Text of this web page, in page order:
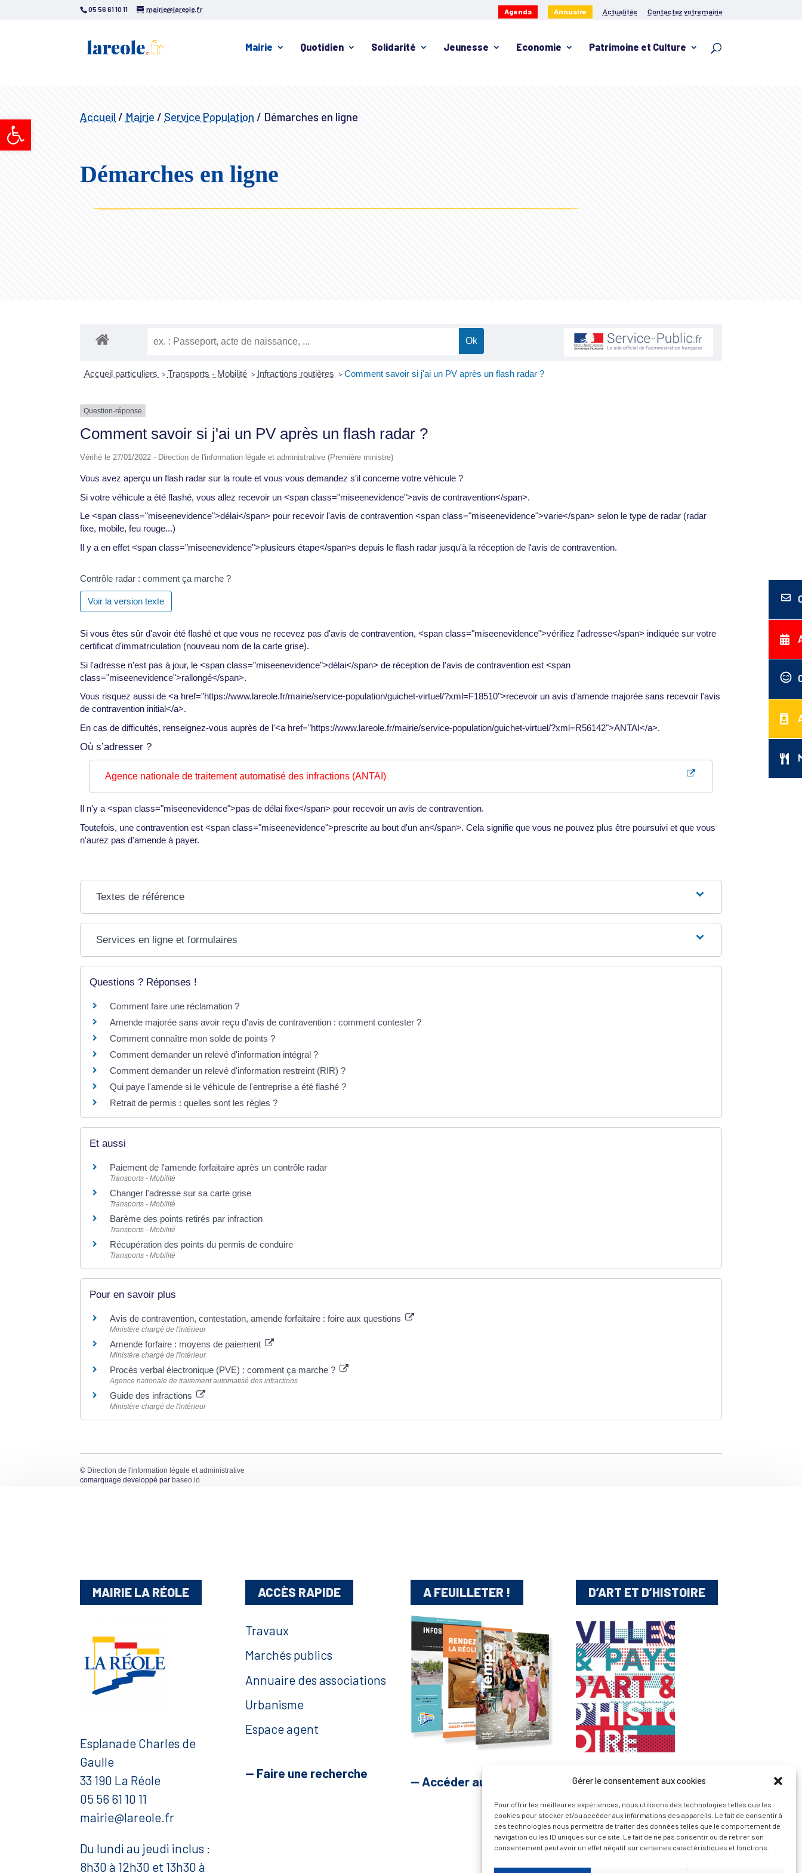
Ouvrir la barre d’outils
Gérer le consentement aux cookies
Pour offrir les meilleures expériences, nous utilisons des technologies telles que les
cookies pour stocker et/ou accéder aux informations des appareils. Le fait de consentir à
ces technologies nous permettra de traiter des données telles que le comportement de
navigation ou les ID uniques sur ce site. Le fait de ne pas consentir ou de retirer son
consentement peut avoir un effet négatif sur certaines caractéristiques et fonctions.
05 56 61 10 11 mairie@lareole.fr Agenda Annuaire Actualités Contactez votre mairie
Mairie Quotidien Solidarité Jeunesse Economie Patrimoine et Culture
Accueil / Mairie / Service Population / Démarches en ligne
Démarches en ligne
Accueil particuliers > Transports - Mobilité > Infractions routières > Comment savoir si j'ai un PV après un flash radar ?
Question-réponse
Comment savoir si j'ai un PV après un flash radar ?
Vérifié le 27/01/2022 - Direction de l'information légale et administrative (Première ministre)
Vous avez aperçu un flash radar sur la route et vous vous demandez s'il concerne votre véhicule ?
Si votre véhicule a été flashé, vous allez recevoir un <span class="miseenevidence">avis de contravention</span>.
Le <span class="miseenevidence">délai</span> pour recevoir l'avis de contravention <span class="miseenevidence">varie</span> selon le type de radar (radar
fixe, mobile, feu rouge...)
Il y a en effet <span class="miseenevidence">plusieurs étape</span>s depuis le flash radar jusqu'à la réception de l'avis de contravention.
Contrôle radar : comment ça marche ?
Voir la version texte
Si vous êtes sûr d'avoir été flashé et que vous ne recevez pas d'avis de contravention, <span class="miseenevidence">vérifiez l'adresse</span> indiquée sur votre
certificat d'immatriculation (nouveau nom de la carte grise).
Si l'adresse n'est pas à jour, le <span class="miseenevidence">délai</span> de réception de l'avis de contravention est <span
class="miseenevidence">rallongé</span>.
Vous risquez aussi de <a href="https://www.lareole.fr/mairie/service-population/guichet-virtuel/?xml=F18510">recevoir un avis d'amende majorée sans recevoir l'avis
de contravention initial</a>.
En cas de difficultés, renseignez-vous auprès de l'<a href="https://www.lareole.fr/mairie/service-population/guichet-virtuel/?xml=R56142">ANTAI</a>.
Où s’adresser ?
Agence nationale de traitement automatisé des infractions (ANTAI)
Il n'y a <span class="miseenevidence">pas de délai fixe</span> pour recevoir un avis de contravention.
Toutefois, une contravention est <span class="miseenevidence">prescrite au bout d'un an</span>. Cela signifie que vous ne pouvez plus être poursuivi et que vous
n'aurez pas d'amende à payer.
Textes de référence
Services en ligne et formulaires
Questions ? Réponses !
Comment faire une réclamation ?
Amende majorée sans avoir reçu d'avis de contravention : comment contester ?
Comment connaître mon solde de points ?
Comment demander un relevé d'information intégral ?
Comment demander un relevé d'information restreint (RIR) ?
Qui paye l'amende si le véhicule de l'entreprise a été flashé ?
Retrait de permis : quelles sont les règles ?
Et aussi
Paiement de l'amende forfaitaire après un contrôle radar
Transports - Mobilité
Changer l'adresse sur sa carte grise
Transports - Mobilité
Barème des points retirés par infraction
Transports - Mobilité
Récupération des points du permis de conduire
Transports - Mobilité
Pour en savoir plus
Avis de contravention, contestation, amende forfaitaire : foire aux questions
Ministère chargé de l'intérieur
Amende forfaire : moyens de paiement
Ministère chargé de l'intérieur
Procès verbal électronique (PVE) : comment ça marche ?
Agence nationale de traitement automatisé des infractions
Guide des infractions
Ministère chargé de l'intérieur
© Direction de l'information légale et administrative
comarquage developpé par baseo.io
MAIRIE LA RÉOLE
Esplanade Charles de
Gaulle
33 190 La Réole
05 56 61 10 11
mairie@lareole.fr
Du lundi au jeudi inclus :
8h30 à 12h30 et 13h30 à
ACCÈS RAPIDE
Travaux
Marchés publics
Annuaire des associations
Urbanisme
Espace agent
— Faire une recherche
A FEUILLETER !
— Accéder au kiosque
D’ART ET D’HISTOIRE
— Découvrir et visiter